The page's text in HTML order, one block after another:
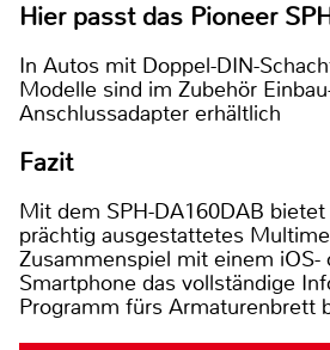
Hier passt das Pioneer
In Autos mit Doppel-DIN-
Modelle sind im Zubehör
Anschlussadapter erhältlich
Fazit
Mit dem SPH-DA160DAB
prächtig ausgestattetes
Zusammenspiel mit einem iOS-
Smartphone das vollständige
Programm fürs Armaturenbrett